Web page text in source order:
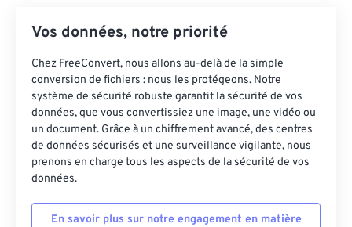
Vos données, notre priorité
Chez FreeConvert, nous allons au-delà de la simple
conversion de fichiers : nous les protégeons. Notre
système de sécurité robuste garantit la sécurité de vos
données, que vous convertissiez une image, une vidéo ou
un document. Grâce à un chiffrement avancé, des centres
de données sécurisés et une surveillance vigilante, nous
prenons en charge tous les aspects de la sécurité de vos
données.
En savoir plus sur notre engagement en matière